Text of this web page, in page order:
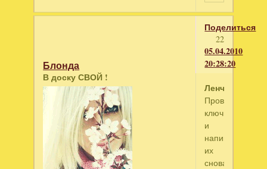
Поделиться
22
05.04.2010
20:28:20
Блонда
В доску СВОЙ !
Ленчик
Проверь
ключи
и
напиши
их
снова.